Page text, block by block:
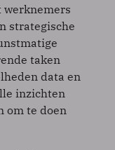
werknemers
strategische
taken
data en
inzichten
om te doen